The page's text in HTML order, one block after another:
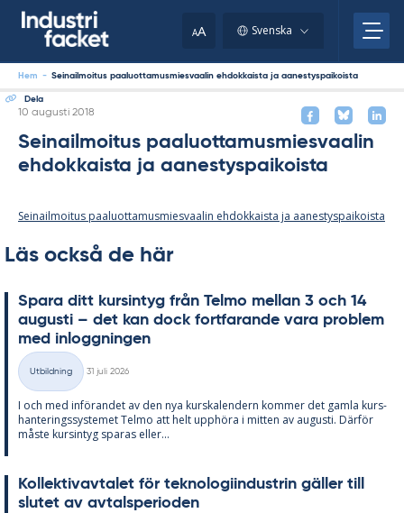
AA Svenska
Hem - Seinailmoitus paaluottamusmiesvaalin ehdokkaista ja aanestyspaikoista
Dela
Skriven
10 augusti 2018
Seinailmoitus paaluottamusmiesvaalin
ehdokkaista ja aanestyspaikoista
Seinailmoitus paaluottamusmiesvaalin ehdokkaista ja aanestyspaikoista
Läs också de här
Spa­ra ditt kursin­tyg från Tel­mo mel­lan 3 och 14
au­gusti – det kan dock fort­fa­ran­de vara pro­blem
med in­logg­ning­en
Kategorier
Utbildning
31 juli 2026
I och med in­fö­ran­det av den nya kurska­len­dern kom­mer det gam­la kurs­
han­te­rings­sy­ste­met Tel­mo att helt upp­hö­ra i mit­ten av au­gusti. Där­för
mås­te kursin­tyg spa­ras el­ler...
Kol­lek­tivav­ta­let för tek­no­lo­gi­in­du­strin gäl­ler till
slu­tet av av­tal­s­pe­ri­o­den